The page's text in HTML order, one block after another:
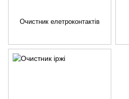
Очистник елетроконтактів